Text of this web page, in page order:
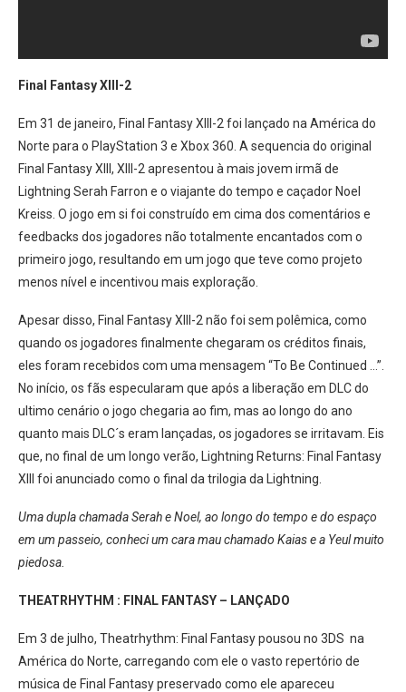
Final Fantasy XIII-2
Em 31 de janeiro, Final Fantasy XIII-2 foi lançado na América do
Norte para o PlayStation 3 e Xbox 360. A sequencia do original
Final Fantasy XIII, XIII-2 apresentou à mais jovem irmã de
Lightning Serah Farron e o viajante do tempo e caçador Noel
Kreiss. O jogo em si foi construído em cima dos comentários e
feedbacks dos jogadores não totalmente encantados com o
primeiro jogo, resultando em um jogo que teve como projeto
menos nível e incentivou mais exploração.
Apesar disso, Final Fantasy XIII-2 não foi sem polêmica, como
quando os jogadores finalmente chegaram os créditos finais,
eles foram recebidos com uma mensagem “To Be Continued …”.
No início, os fãs especularam que após a liberação em DLC do
ultimo cenário o jogo chegaria ao fim, mas ao longo do ano
quanto mais DLC´s eram lançadas, os jogadores se irritavam. Eis
que, no final de um longo verão, Lightning Returns: Final Fantasy
XIII foi anunciado como o final da trilogia da Lightning.
Uma dupla chamada Serah e Noel, ao longo do tempo e do espaço
em um passeio, conheci um cara mau chamado Kaias e a Yeul muito
piedosa.
THEATRHYTHM : FINAL FANTASY – LANÇADO
Em 3 de julho, Theatrhythm: Final Fantasy pousou no 3DS na
América do Norte, carregando com ele o vasto repertório de
música de Final Fantasy preservado como ele apareceu